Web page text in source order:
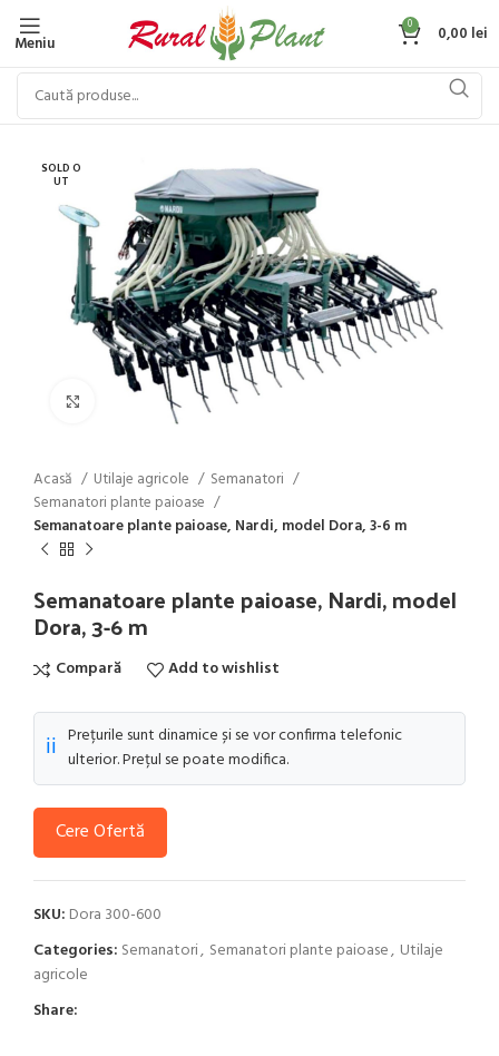
Meniu
0 0,00 lei
SOLD O
UT
Click to enlarge
Acasă Utilaje agricole
Semanatori
Semanatori plante paioase
Semanatoare plante paioase, Nardi, model Dora, 3-6 m
Semanatoare plante paioase, Nardi, model
Dora, 3-6 m
Compară Add to wishlist
ℹ️ Prețurile sunt dinamice și se vor confirma telefonic
ulterior. Prețul se poate modifica.
Cere Ofertă
SKU: Dora 300-600
Categories: Semanatori, Semanatori plante paioase, Utilaje
agricole
Share: